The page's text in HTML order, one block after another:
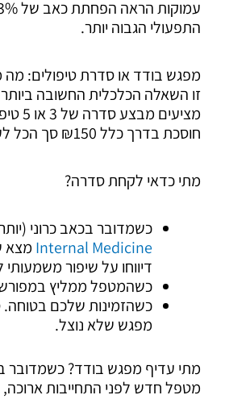
התפעולי הגבוה יותר.
מפגש בודד או סדרת טיפולים:
זו השאלה הכלכלית החשובה
חוסכת בדרך כלל ₪150 סך הכל לעומת רכישת שלושה טיפולים בודדים.
מתי כדאי לקחת סדרה?
כשמדובר בכאב כרוני (יותר מ-3 חודשים) או בהתאוששות
Internal Medicine
דיווחו על שיפור
כשהמטפל ממליץ
כשהזמינות שלכם בטוחה.
מפגש שלא נוצל.
מתי עדיף מפגש בודד? כשמדובר
מטפל חדש לפני התחייבות